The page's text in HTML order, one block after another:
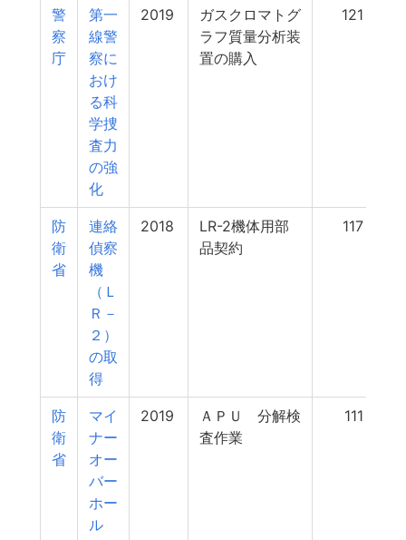
警
察
庁
第一
線警
察に
おけ
る科
学捜
査力
の強
化
2019
ガスクロマトグ
ラフ質量分析装
置の購入
121
防
衛
省
連絡
偵察
機
（Ｌ
Ｒ－
２）
の取
得
2018
LR-2機体用部
品契約
117
防
衛
省
マイ
ナー
オー
バー
ホー
ル
2019
ＡＰＵ 分解検
査作業
111